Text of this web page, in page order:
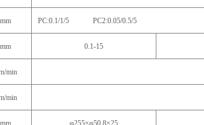
mm PC:0.1/1/5 PC2:0.05/0.5/5
mm 0.1-15
min
min
mm φ255×φ50.8×25